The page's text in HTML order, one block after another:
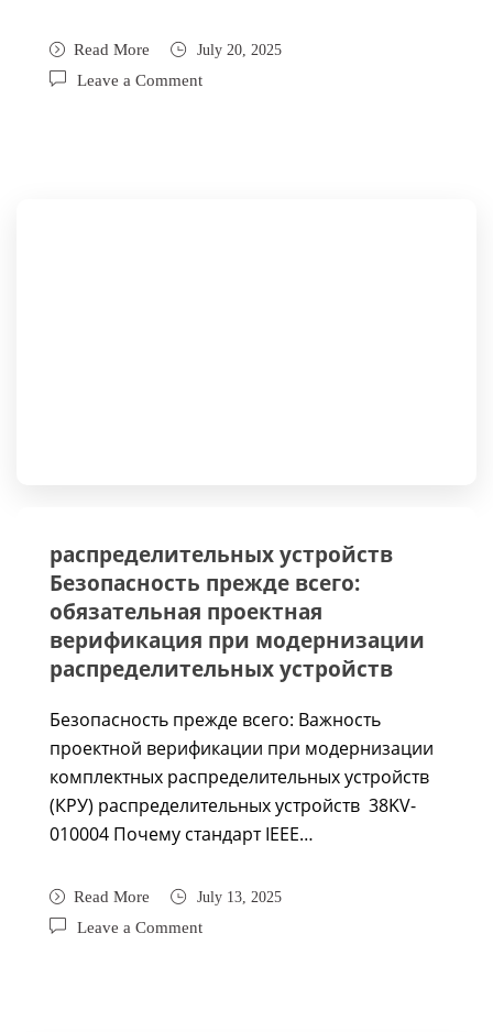
Read More July 20, 2025
Leave a Comment
распределительных устройств
Безопасность прежде всего:
обязательная проектная
верификация при модернизации
распределительных устройств
Безопасность прежде всего: Важность
проектной верификации при модернизации
комплектных распределительных устройств
(КРУ) распределительных устройств 38KV-
010004 Почему стандарт IEEE…
Read More July 13, 2025
Leave a Comment